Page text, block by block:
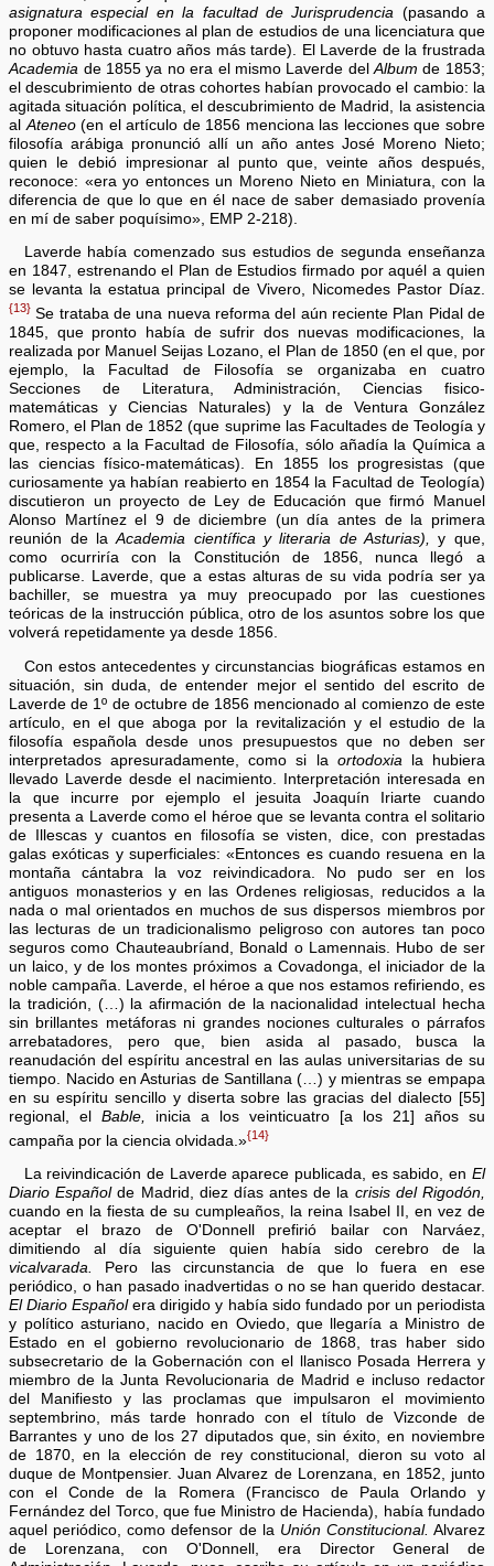
asignatura especial en la facultad de Jurisprudencia (pasando a
proponer modificaciones al plan de estudios de una licenciatura que
no obtuvo hasta cuatro años más tarde). El Laverde de la frustrada
Academia de 1855 ya no era el mismo Laverde delAlbum de 1853;
el descubrimiento de otras cohortes habían provocado el cambio: la
agitada situación política, el descubrimiento de Madrid, la asistencia
al Ateneo(en el artículo de 1856 menciona las lecciones que sobre
filosofía arábiga pronunció allí un año antes José Moreno Nieto;
quien le debió impresionar al punto que, veinte años después,
reconoce: «era yo entonces un Moreno Nieto en Miniatura, con la
diferencia de que lo que en él nace de saber demasiado provenía
en mí de saber poquísimo», EMP 2-218).
Laverde había comenzado sus estudios de segunda enseñanza
en 1847, estrenando el Plan de Estudios firmado por aquél a quien
se levanta la estatua principal de Vivero, Nicomedes Pastor Díaz.
{13} Se trataba de una nueva reforma del aún reciente Plan Pidal de
1845, que pronto había de sufrir dos nuevas modificaciones, la
realizada por Manuel Seijas Lozano, el Plan de 1850 (en el que, por
ejemplo, la Facultad de Filosofía se organizaba en cuatro
Secciones de Literatura, Administración, Ciencias fisico-
matemáticas y Ciencias Naturales) y la de Ventura González
Romero, el Plan de 1852 (que suprime las Facultades de Teología y
que, respecto a la Facultad de Filosofía, sólo añadía la Química a
las ciencias físico-matemáticas). En 1855 los progresistas (que
curiosamente ya habían reabierto en 1854 la Facultad de Teología)
discutieron un proyecto de Ley de Educación que firmó Manuel
Alonso Martínez el 9 de diciembre (un día antes de la primera
reunión de laAcademia científica y literaria de Asturias),
y que,
como ocurriría con la Constitución de 1856, nunca llegó a
publicarse. Laverde, que a estas alturas de su vida podría ser ya
bachiller, se muestra ya muy preocupado por las cuestiones
teóricas de la instrucción pública, otro de los asuntos sobre los que
volverá repetidamente ya desde 1856.
Con estos antecedentes y circunstancias biográficas estamos en
situación, sin duda, de entender mejor el sentido del escrito de
Laverde de 1º de octubre de 1856 mencionado al comienzo de este
artículo, en el que aboga por la revitalización y el estudio de la
filosofía española desde unos presupuestos que no deben ser
interpretados apresuradamente, como si la ortodoxia la hubiera
llevado Laverde desde el nacimiento. Interpretación interesada en
la que incurre por ejemplo el jesuita Joaquín Iriarte cuando
presenta a Laverde como el héroe que se levanta contra el solitario
de Illescas y cuantos en filosofía se visten, dice, con prestadas
galas exóticas y superficiales: «Entonces es cuando resuena en la
montaña cántabra la voz reivindicadora. No pudo ser en los
antiguos monasterios y en las Ordenes religiosas, reducidos a la
nada o mal orientados en muchos de sus dispersos miembros por
las lecturas de un tradicionalismo peligroso con autores tan poco
seguros como Chauteaubríand, Bonald o Lamennais. Hubo de ser
un laico, y de los montes próximos a Covadonga, el iniciador de la
noble campaña. Laverde, el héroe a que nos estamos refiriendo, es
la tradición, (…) la afirmación de la nacionalidad intelectual hecha
sin brillantes metáforas ni grandes nociones culturales o párrafos
arrebatadores, pero que, bien asida al pasado, busca la
reanudación del espíritu ancestral en las aulas universitarias de su
tiempo. Nacido en Asturias de Santillana (…) y mientras se empapa
en su espíritu sencillo y diserta sobre las gracias del dialecto [55]
regional, elBable,
inicia a los veinticuatro [a los 21] años su
campaña por la ciencia olvidada.»{14}
La reivindicación de Laverde aparece publicada, es sabido, en El
Diario Españolde Madrid, diez días antes de la crisis del Rigodón,
cuando en la fiesta de su cumpleaños, la reina Isabel II, en vez de
aceptar el brazo de O'Donnell prefirió bailar con Narváez,
dimitiendo al día siguiente quien había sido cerebro de la
vicalvarada.
Pero las circunstancia de que lo fuera en ese
periódico, o han pasado inadvertidas o no se han querido destacar.
El Diario Españolera dirigido y había sido fundado por un periodista
y político asturiano, nacido en Oviedo, que llegaría a Ministro de
Estado en el gobierno revolucionario de 1868, tras haber sido
subsecretario de la Gobernación con el llanisco Posada Herrera y
miembro de la Junta Revolucionaria de Madrid e incluso redactor
del Manifiesto y las proclamas que impulsaron el movimiento
septembrino, más tarde honrado con el título de Vizconde de
Barrantes y uno de los 27 diputados que, sin éxito, en noviembre
de 1870, en la elección de rey constitucional, dieron su voto al
duque de Montpensier. Juan Alvarez de Lorenzana, en 1852, junto
con el Conde de la Romera (Francisco de Paula Orlando y
Fernández del Torco, que fue Ministro de Hacienda), había fundado
aquel periódico, como defensor de la Unión Constitucional. Alvarez
de Lorenzana, con O'Donnell, era Director General de